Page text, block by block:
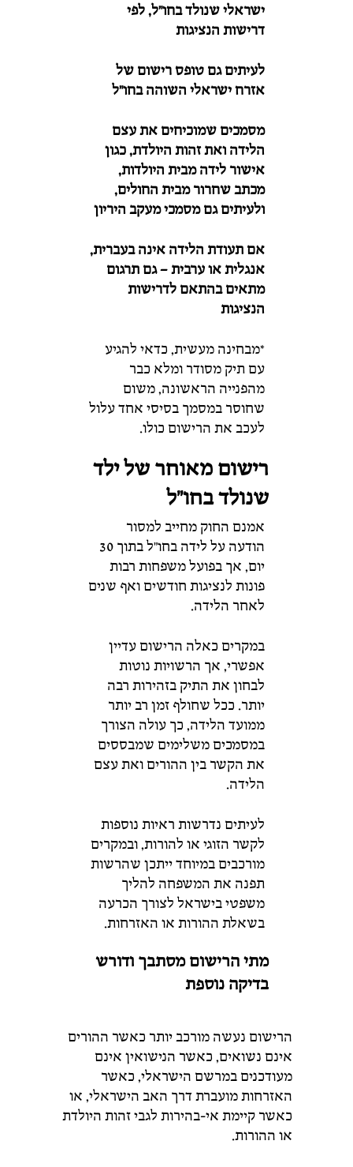
ישראלישנולדבחו"ל,לפי
דרישותהנציגות
לעיתיםגם טופסרישום של
אזרחישראליהשוההבחו"ל
מסמכים שמוכיחים אתעצם
הלידהואתזהותהיולדת,כגון
אישור לידהמביתהיולדות,
מכתבשחרורמביתהחולים,
ולעיתיםגםמסמכימעקבהיריון
אם תעודתהלידה אינהבעברית,
אנגליתאוערבית –גם תרגום
מתאיםבהתאם לדרישות
הנציגות
*מבחינה מעשית, כדאי להגיע
עם תיקמסודרומלא כבר
מהפנייה הראשונה,משום
שחוסרבמסמך בסיסי אחדעלול
לעכב את הרישום כולו.
רישום מאוחר שלילד
שנולדבחו"ל
אמנם החוקמחייב למסור
הודעה על לידה בחו"לבתוך 30
יום, אך בפועלמשפחות רבות
פונות לנציגות חודשים ואף שנים
לאחר הלידה.
במקרים כאלה הרישום עדיין
אפשרי, אך הרשויות נוטות
לבחון את התיקבזהירות רבה
יותר. ככל שחולף זמן רביותר
ממועד הלידה, כך עולה הצורך
במסמכים משלימים שמבססים
את הקשרבין ההורים ואתעצם
הלידה.
לעיתים נדרשות ראיות נוספות
לקשר הזוגי או להורות,ובמקרים
מורכבים במיוחדייתכן שהרשות
תפנה את המשפחה להליך
משפטיבישראל לצורך הכרעה
בשאלת ההורות או האזרחות.
מתי הרישוםמסתבך ודורש
בדיקה נוספת
הרישום נעשה מורכביותר כאשר ההורים
אינם נשואים, כאשר הנישואין אינם
מעודכנים במרשם הישראלי, כאשר
האזרחותמועברת דרך האב הישראלי, או
כאשרקיימת אי-בהירות לגביזהות היולדת
או ההורות.